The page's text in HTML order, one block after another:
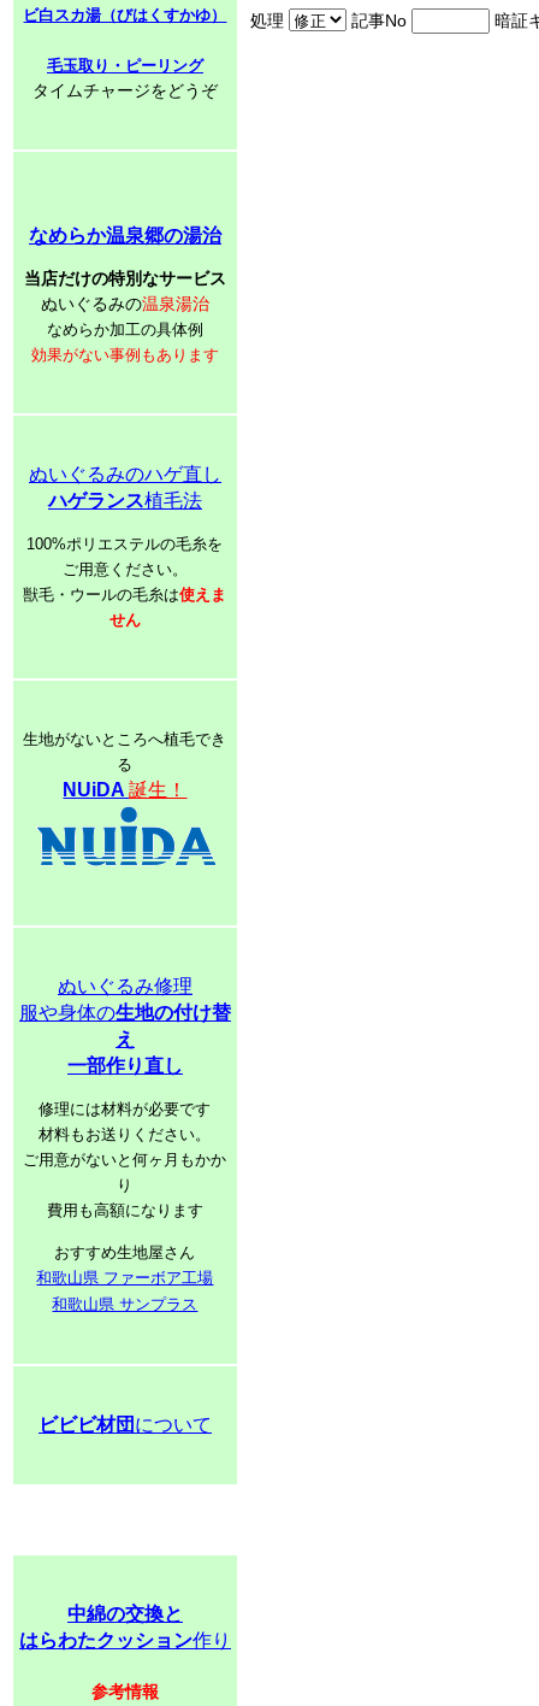
ビ白スカ湯（びはくすかゆ）
毛玉取り・ピーリング
タイムチャージをどうぞ
なめらか温泉郷の湯治
当店だけの特別なサービス
ぬいぐるみの温泉湯治
なめらか加工の具体例
効果がない事例もあります
ぬいぐるみのハゲ直し
ハゲランス植毛法
100%ポリエステルの毛糸を
ご用意ください。
獣毛・ウールの毛糸は使えま
せん
生地がないところへ植毛でき
る
NUiDA誕生！
ぬいぐるみ修理
服や身体の生地の付け替
え
一部作り直し
修理には材料が必要です
材料もお送りください。
ご用意がないと何ヶ月もかか
り
費用も高額になります
おすすめ生地屋さん
和歌山県 ファーボア工場
和歌山県 サンプラス
ビビビ材団 について
中綿の交換と
はらわたクッション作り
参考情報
処理 記事No 暗証